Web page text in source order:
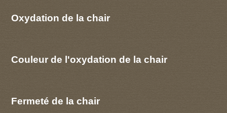
Oxydation de la chair
Couleur de l'oxydation de la chair
Fermeté de la chair